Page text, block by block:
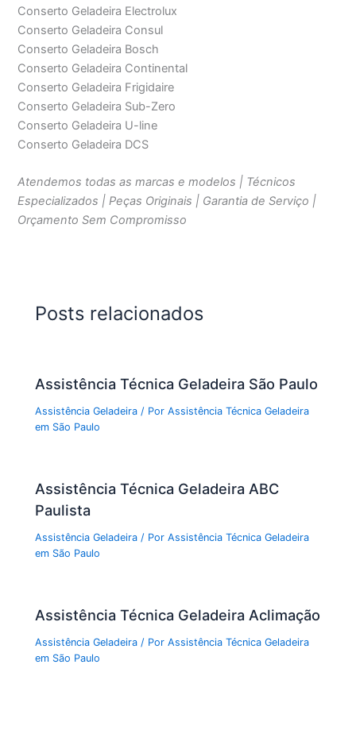
Conserto Geladeira Electrolux
Conserto Geladeira Consul
Conserto Geladeira Bosch
Conserto Geladeira Continental
Conserto Geladeira Frigidaire
Conserto Geladeira Sub-Zero
Conserto Geladeira U-line
Conserto Geladeira DCS
Atendemos todas as marcas e modelos | Técnicos
Especializados | Peças Originais | Garantia de Serviço |
Orçamento Sem Compromisso
Posts relacionados
Assistência Técnica Geladeira São Paulo
Assistência Geladeira / PorAssistência Técnica Geladeira
em São Paulo
Assistência Técnica Geladeira ABC
Paulista
Assistência Geladeira / PorAssistência Técnica Geladeira
em São Paulo
Assistência Técnica Geladeira Aclimação
Assistência Geladeira / PorAssistência Técnica Geladeira
em São Paulo